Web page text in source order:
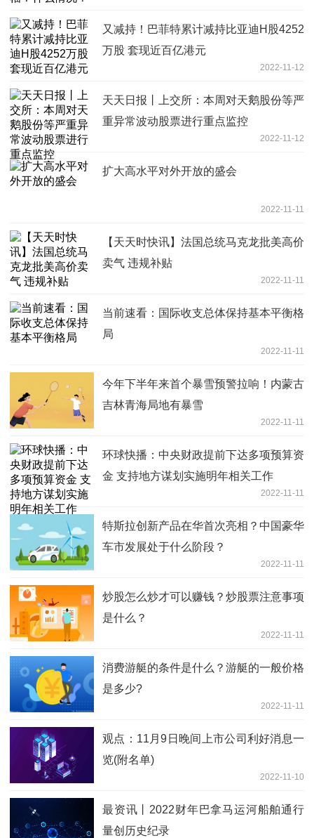
又减持！巴菲特累计减持比亚迪H股4252
万股 套现近百亿港元
2022-11-12
天天日报丨上交所：本周对天鹅股份等严
重异常波动股票进行重点监控
2022-11-12
扩大高水平对外开放的盛会
2022-11-11
【天天时快讯】法国总统马克龙批美高价
卖气 违规补贴
2022-11-11
当前速看：国际收支总体保持基本平衡格
局
2022-11-11
今年下半年来首个暴雪预警拉响！内蒙古
吉林青海局地有暴雪
2022-11-11
环球快播：中央财政提前下达多项预算资
金 支持地方谋划实施明年相关工作
2022-11-11
特斯拉创新产品在华首次亮相？中国豪华
车市发展处于什么阶段？
2022-11-11
炒股怎么炒才可以赚钱？炒股票注意事项
是什么？
2022-11-11
消费游艇的条件是什么？游艇的一般价格
是多少?
2022-11-11
观点：11月9日晚间上市公司利好消息一
览(附名单)
2022-11-10
最资讯丨2022财年巴拿马运河船舶通行
量创历史纪录